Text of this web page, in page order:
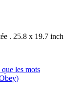
. 25.8 x 19.7 inch